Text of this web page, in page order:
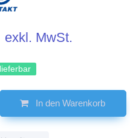
exkl. MwSt.
In den Warenkorb